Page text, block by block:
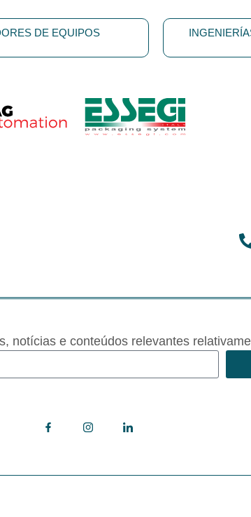
DE EQUIPOS
notícias e conteúdos relevantes